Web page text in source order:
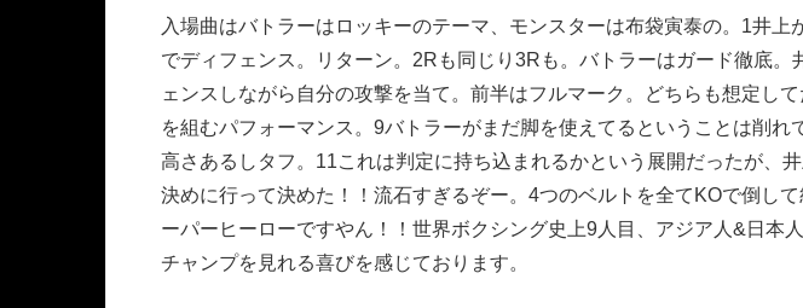
入場曲はバトラーはロッキーのテーマ、モンスターは布袋寅泰の。1井上
でディフェンス。リターン。2Rも同じり3Rも。バトラーはガード徹底。
ェンスしながら自分の攻撃を当て。前半はフルマーク。どちらも想定し
を組むパフォーマンス。9バトラーがまだ脚を使えてるということは削れ
高さあるしタフ。11これは判定に持ち込まれるかという展開だったが、
決めに行って決めた！！流石すぎるぞー。4つのベルトを全てKOで倒し
ーパーヒーローですやん！！世界ボクシング史上9人目、アジア人&日本
チャンプを見れる喜びを感じております。